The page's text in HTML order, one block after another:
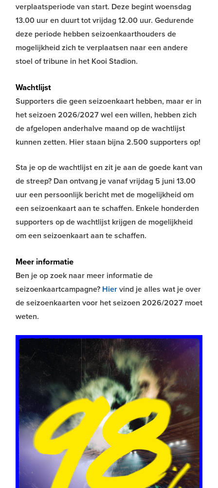
verplaatsperiode van start. Deze begint woensdag
13.00 uur en duurt tot vrijdag 12.00 uur. Gedurende
deze periode hebben seizoenkaarthouders de
mogelijkheid zich te verplaatsen naar een andere
stoel of tribune in het Kooi Stadion.
Wachtlijst
Supporters die geen seizoenkaart hebben, maar er in
het seizoen 2026/2027 wel een willen, hebben zich
de afgelopen anderhalve maand op de wachtlijst
kunnen zetten. Hier staan bijna 2.500 supporters op!
Sta je op de wachtlijst en zit je aan de goede kant van
de streep? Dan ontvang je vanaf vrijdag 5 juni 13.00
uur een persoonlijk bericht met de mogelijkheid om
een seizoenkaart aan te schaffen. Enkele honderden
supporters op de wachtlijst krijgen de mogelijkheid
om een seizoenkaart aan te schaffen.
Meer informatie
Ben je op zoek naar meer informatie de
seizoenkaartcampagne? Hiervind je alles wat je over
de seizoenkaarten voor het seizoen 2026/2027 moet
weten.